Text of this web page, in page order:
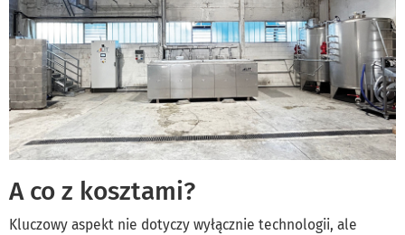
A co z kosztami?
Kluczowy aspekt nie dotyczy wyłącznie technologii, ale